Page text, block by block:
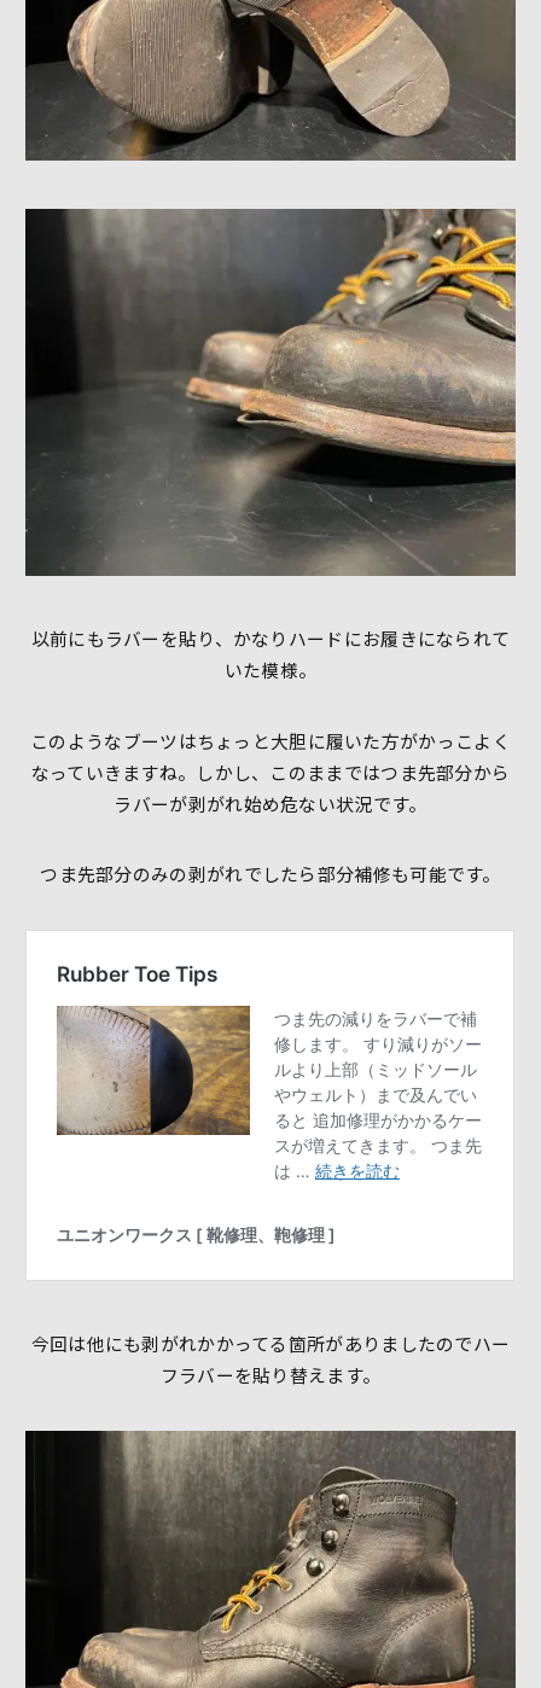
以前にもラバーを貼り、かなりハードにお履きになられて
いた模様。
このようなブーツはちょっと大胆に履いた方がかっこよく
なっていきますね。しかし、このままではつま先部分から
ラバーが剥がれ始め危ない状況です。
つま先部分のみの剥がれでしたら部分補修も可能です。
今回は他にも剥がれかかってる箇所がありましたのでハー
フラバーを貼り替えます。